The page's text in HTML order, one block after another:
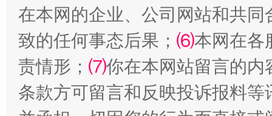
全民健身五年计划来了！等你上场
在本网的企业、公司网站和共
致的任何事态后果； ⑹本网在各
责情形； ⑺你在本网站留言的内
条款方可留言和反映投诉报料